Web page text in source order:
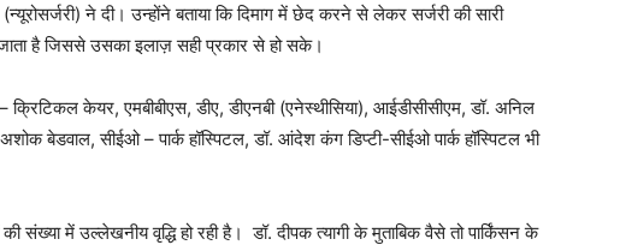
ने दी। उन्होंने बताया कि दिमाग में छेद करने से लेकर सर्जरी की सारी
जाता है जिससे उसका इलाज़ सही प्रकार से हो सके।
क्रिटिकल केयर, एमबीबीएस, डीए, डीएनबी (एनेस्थीसिया), आईडीसीसीएम, डॉ. अनिल
बेडवाल, सीईओ – पार्क हॉस्पिटल, डॉ. आंदेश कंग डिप्टी-सीईओ पार्क हॉस्पिटल भी
की संख्या में उल्लेखनीय वृद्धि हो रही है। डॉ. दीपक त्यागी के मुताबिक वैसे तो पार्किंसन के